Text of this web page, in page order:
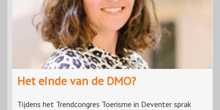
Het einde van de DMO?
Tijdens het Trendcongres Toerisme in Deventer sprak